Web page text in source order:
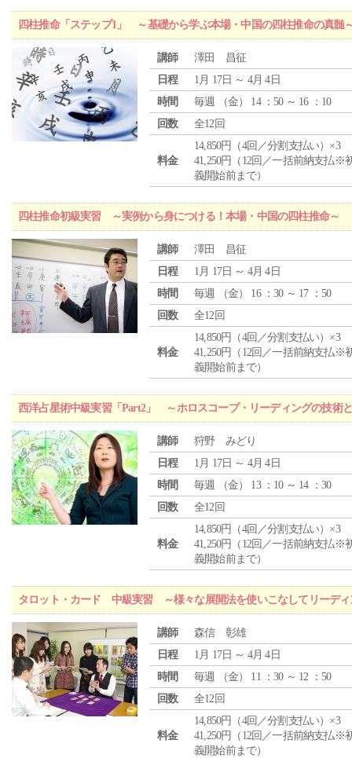
四柱推命「ステップ1」 ～基礎から学ぶ本場・中国の四柱推命の真髄
講師
澤田 昌征
日程
1月 17日 ～ 4月 4日
時間
毎週 （金） 14 ：50 ～ 16 ：10
回数
全12回
料金
14,850円（4回／分割支払い）×3
41,250円（12回／一括前納支払※
義開始前まで）
四柱推命初級実習 ～実例から身につける！本場・中国の四柱推命～
講師
澤田 昌征
日程
1月 17日 ～ 4月 4日
時間
毎週 （金） 16 ：30 ～ 17 ：50
回数
全12回
料金
14,850円（4回／分割支払い）×3
41,250円（12回／一括前納支払※
義開始前まで）
西洋占星術中級実習「Part2」 ～ホロスコープ・リーディングの技術
講師
狩野 みどり
日程
1月 17日 ～ 4月 4日
時間
毎週 （金） 13 ：10 ～ 14 ：30
回数
全12回
料金
14,850円（4回／分割支払い）×3
41,250円（12回／一括前納支払※
義開始前まで）
タロット・カード 中級実習 ～様々な展開法を使いこなしてリーディ
講師
森信 彰雄
日程
1月 17日 ～ 4月 4日
時間
毎週 （金） 11 ：30 ～ 12 ：50
回数
全12回
料金
14,850円（4回／分割支払い）×3
41,250円（12回／一括前納支払※
義開始前まで）